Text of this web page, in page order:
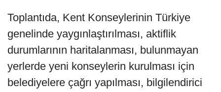
Toplantıda, Kent Konseylerinin Türkiye
genelinde yaygınlaştırılması, aktiflik
durumlarının haritalanması, bulunmayan
yerlerde yeni konseylerin kurulması için
belediyelere çağrı yapılması, bilgilendirici